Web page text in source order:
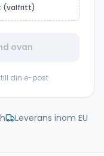
(valfritt)
ovan
din e-post
Leverans inom EU